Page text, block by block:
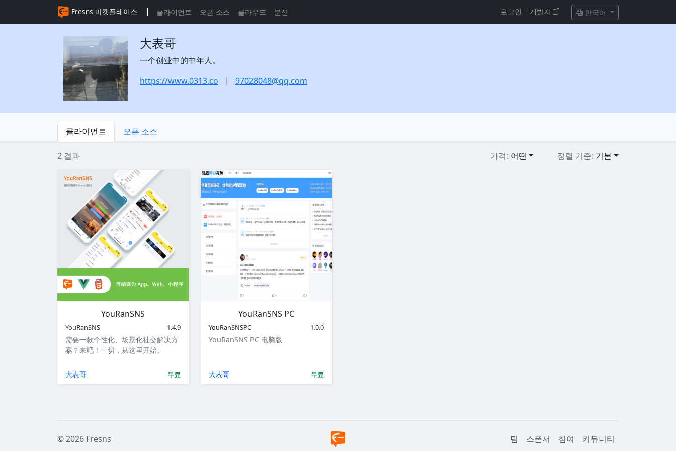
Fresns 마켓플레이스 클라이언트 오픈 소스 클라우드 분산 로그인 개발자 한국어
大表哥
一个创业中的中年人。
https://www.0313.co
97028048@qq.com
클라이언트 오픈 소스
2 결과 가격: 어떤 정렬 기준: 기본
YouRanSNS
YouRanSNS 1.4.9
需要一款个性化、场景化社交解决方
案？来吧！一切，从这里开始。
大表哥 무료
YouRanSNS PC
YouRanSNSPC 1.0.0
YouRanSNS PC 电脑版
大表哥 무료
© 2026 Fresns 팀 스폰서 참여 커뮤니티